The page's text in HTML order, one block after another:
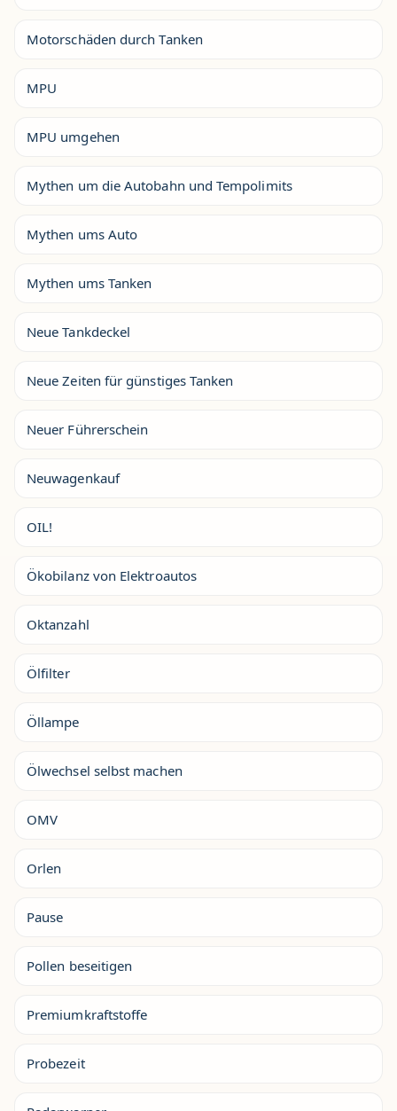
Motorschäden durch Tanken
MPU
MPU umgehen
Mythen um die Autobahn und Tempolimits
Mythen ums Auto
Mythen ums Tanken
Neue Tankdeckel
Neue Zeiten für günstiges Tanken
Neuer Führerschein
Neuwagenkauf
OIL!
Ökobilanz von Elektroautos
Oktanzahl
Ölfilter
Öllampe
Ölwechsel selbst machen
OMV
Orlen
Pause
Pollen beseitigen
Premiumkraftstoffe
Probezeit